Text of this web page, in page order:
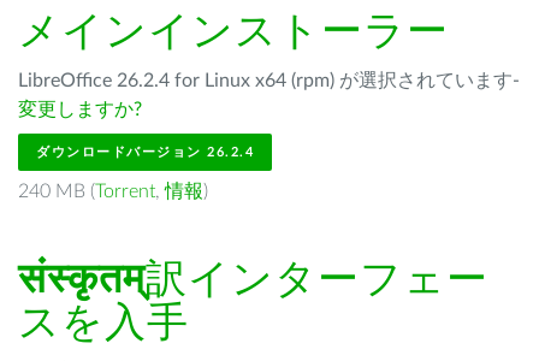
メインインストーラー
LibreOffice 26.2.4 for Linux x64 (rpm) が選択されています-
変更しますか?
ダウンロードバージョン 26.2.4
240 MB (Torrent,情報)
संस्कृतम्訳インターフェー
スを入手